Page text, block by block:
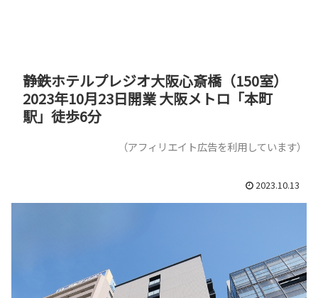
静鉄ホテルプレジオ大阪心斎橋（150室）
2023年10月23日開業 大阪メトロ「本町
駅」徒歩6分
（アフィリエイト広告を利用しています）
2023.10.13